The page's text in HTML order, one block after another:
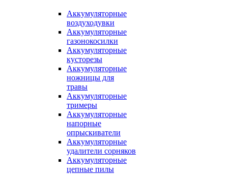
Аккумуляторные
воздуходувки
Аккумуляторные
газонокосилки
Аккумуляторные
кусторезы
Аккумуляторные
ножницы для
травы
Аккумуляторные
тримеры
Аккумуляторные
напорные
опрыскиватели
Аккумуляторные
удалители сорняков
Аккумуляторные
цепные пилы